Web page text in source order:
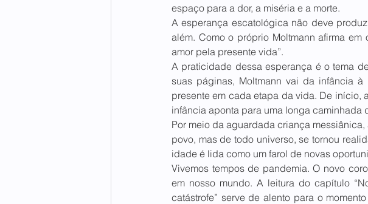
espaço para a dor, a miséria e a morte.
A esperança escatológica não deve
além. Como o próprio Moltmann afirma
amor pela presente vida”.
A praticidade dessa esperança é o tema
suas páginas, Moltmann vai da infância
presente em cada etapa da vida. De início,
infância aponta para uma longa caminhada
Por meio da aguardada criança
povo, mas de todo universo, se tornou
idade é lida como um farol de novas
Vivemos tempos de pandemia. O novo
em nosso mundo. A leitura do capítulo
catástrofe” serve de alento para o